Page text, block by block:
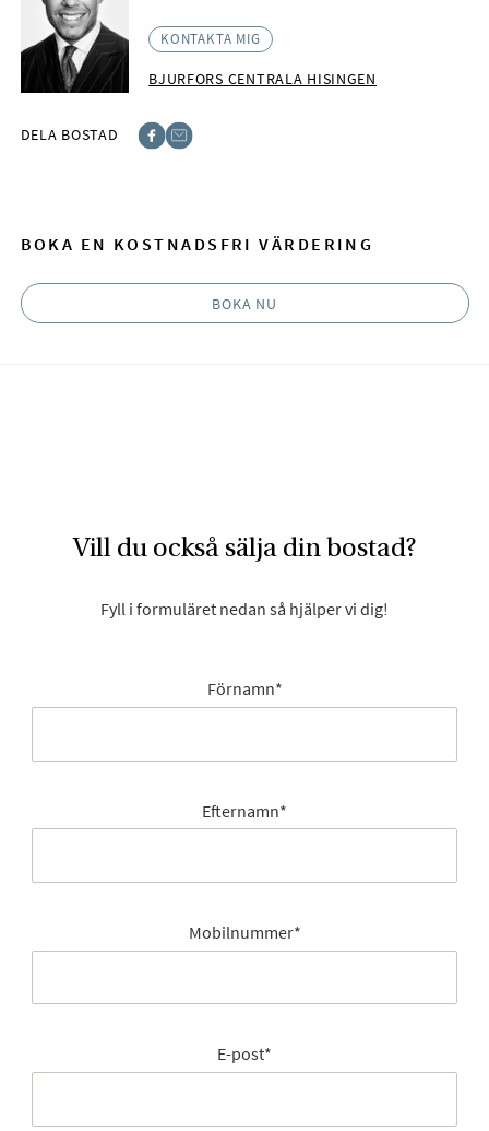
KONTAKTA MIG
BJURFORS CENTRALA HISINGEN
DELA BOSTAD
BOKA EN KOSTNADSFRI VÄRDERING
BOKA NU
Vill du också sälja din bostad?
Fyll i formuläret nedan så hjälper vi dig!
Förnamn*
Efternamn*
Mobilnummer*
E-post*